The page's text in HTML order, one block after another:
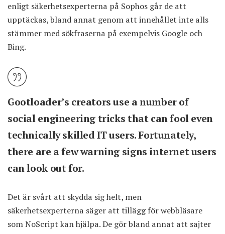
enligt säkerhetsexperterna på Sophos går de att
upptäckas, bland annat genom att innehållet inte alls
stämmer med sökfraserna på exempelvis Google och
Bing.
Gootloader’s creators use a number of
social engineering tricks that can fool even
technically skilled IT users. Fortunately,
there are a few warning signs internet users
can look out for.
Det är svårt att skydda sig helt, men
säkerhetsexperterna säger att tillägg för webbläsare
som NoScript kan hjälpa. De gör bland annat att sajter